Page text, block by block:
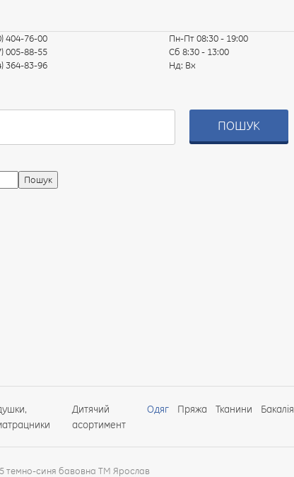
404-76-00
005-88-55
364-83-96
Пн-Пт08:30 - 19:00
Сб8:30 - 13:00
Нд: Вх
ПОШУК
Дитячий
асортимент
Одяг Пряжа Тканини Бакалія
темно-синя бавовна ТМ Ярослав